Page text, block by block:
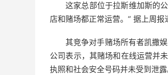
这家总部位于拉斯维加斯的
店和赌场都正常运营。” 据上周
其竞争对手赌场所有者凯撒
公司表示，其赌场和在线运营并
执照和社会安全号码并未受到泄露